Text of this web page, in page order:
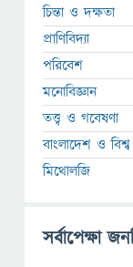
চিন্তা ও দক্ষতা
প্রাণিবিদ্যা
পরিবেশ
মনোবিজ্ঞান
তত্ত্ব ও গবেষণা
বাংলাদেশ ও বিশ্ব
মিথোলজি
সর্বাপেক্ষা